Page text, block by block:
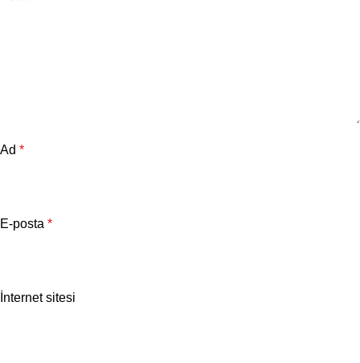
Ad *
E-posta *
İnternet sitesi